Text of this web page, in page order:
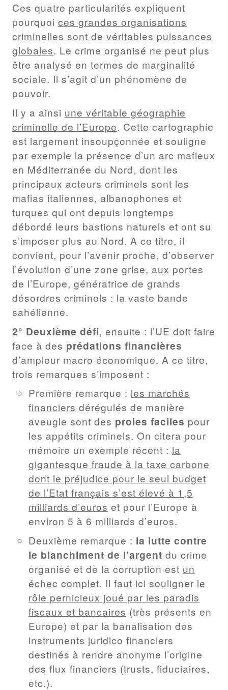
Ces quatre particularités expliquent
pourquoi ces grandes organisations
criminelles sont de véritables puissances
globales. Le crime organisé ne peut plus
être analysé en termes de marginalité
sociale. Il s’agit d’un phénomène de
pouvoir.
Il y a ainsi une véritable géographie
criminelle de l’Europe. Cette cartographie
est largement insoupçonnée et souligne
par exemple la présence d’un arc mafieux
en Méditerranée du Nord, dont les
principaux acteurs criminels sont les
mafias italiennes, albanophones et
turques qui ont depuis longtemps
débordé leurs bastions naturels et ont su
s’imposer plus au Nord. A ce titre, il
convient, pour l’avenir proche, d’observer
l’évolution d’une zone grise, aux portes
de l’Europe, génératrice de grands
désordres criminels : la vaste bande
sahélienne.
2° Deuxième défi, ensuite : l’UE doit faire
face à des prédations financières
d’ampleur macro économique. A ce titre,
trois remarques s’imposent :
Première remarque : les marchés
financiers dérégulés de manière
aveugle sont des proies faciles pour
les appétits criminels. On citera pour
mémoire un exemple récent : la
gigantesque fraude à la taxe carbone
dont le préjudice pour le seul budget
de l’Etat français s’est élevé à 1,5
milliards d’euros et pour l’Europe à
environ 5 à 6 milliards d’euros.
Deuxième remarque : la lutte contre
le blanchiment de l’argent du crime
organisé et de la corruption est un
échec complet. Il faut ici souligner le
rôle pernicieux joué par les paradis
fiscaux et bancaires (très présents en
Europe) et par la banalisation des
instruments juridico financiers
destinés à rendre anonyme l’origine
des flux financiers (trusts, fiduciaires,
etc.).